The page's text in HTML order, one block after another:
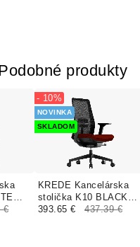
produkty
€
KREDE Kancelárska
stolička K10 BLACK
červená
NOVINKA
SKLADOM
- 10%
393.65 € 437.39 €